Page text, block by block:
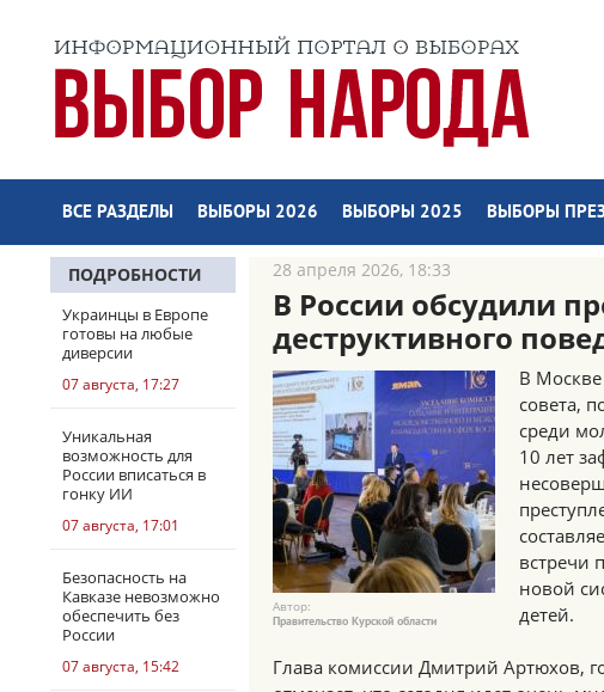
ВСЕ РАЗДЕЛЫ ВЫБОРЫ 2026 ВЫБОРЫ 2025 ВЫБОРЫ
ПОДРОБНОСТИ
Украинцы в Европе
готовы на любые
диверсии
07 августа, 17:27
Уникальная
возможность для
России вписаться в
гонку ИИ
07 августа, 17:01
Безопасность на
Кавказе невозможно
обеспечить без
России
07 августа, 15:42
28 апреля 2026, 18:33
В России обсудили
деструктивного
Автор:
Правительство Курской области
В Москве
совета,
среди
10 лет
встречи
новой
детей.
Глава комиссии Дмитрий Артюхов,